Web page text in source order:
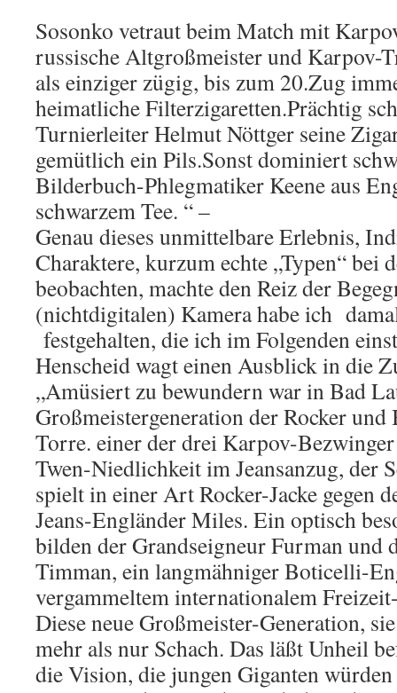
Sosonko vetraut beim Match mit
russische Altgroßmeister und Karpov-
als einziger zügig, bis zum 20.Zug
heimatliche Filterzigaretten.Prächtig
Turnierleiter Helmut Nöttger seine
gemütlich ein Pils.Sonst dominiert
Bilderbuch-Phlegmatiker Keene aus
schwarzem Tee. “ –
Genau dieses unmittelbare Erlebnis,
Charaktere, kurzum echte „Typen“ bei
beobachten, machte den Reiz der
(nichtdigitalen) Kamera habe ich
festgehalten, die ich im Folgenden
Henscheid wagt einen Ausblick in die
„Amüsiert zu bewundern war in Bad
Großmeistergeneration der Rocker
Torre. einer der drei Karpov-
Twen-Niedlichkeit im Jeansanzug, der
spielt in einer Art Rocker-Jacke gegen
Jeans-Engländer Miles. Ein optisch
bilden der Grandseigneur Furman und
Timman, ein langmähniger Boticelli-
vergammeltem internationalem
Diese neue Großmeister-Generation,
mehr als nur Schach. Das läßt Unheil
die Vision, die jungen Giganten